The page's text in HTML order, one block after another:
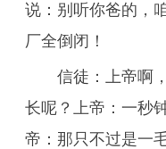
说：别听你爸的，
厂全倒闭！
信徒：上帝啊
长呢？上帝：一秒
帝：那只不过是一